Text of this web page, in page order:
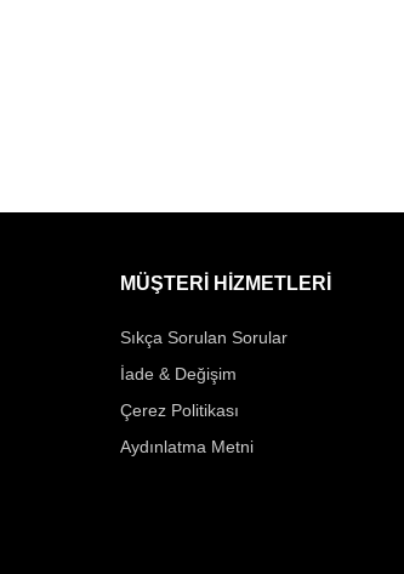
MÜŞTERİ HİZMETLERİ
Sıkça Sorulan Sorular
İade & Değişim
Çerez Politikası
Aydınlatma Metni